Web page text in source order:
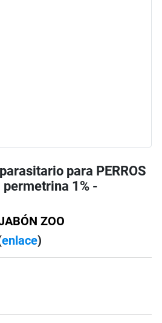
para PERROS
permetrina 1% -
ZOO
enlace)